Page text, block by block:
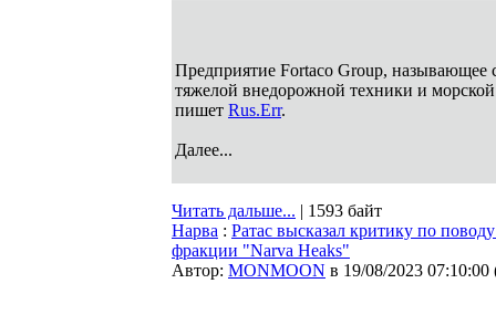
Предприятие Fortaco Group, называющее
тяжелой внедорожной техники и
пишет Rus.Err.
Далее...
Читать дальше... | 1593 байт
Нарва : Ратас высказал критику по
фракции "Narva Heaks"
Автор: MONMOON в 19/08/2023 07:10:00